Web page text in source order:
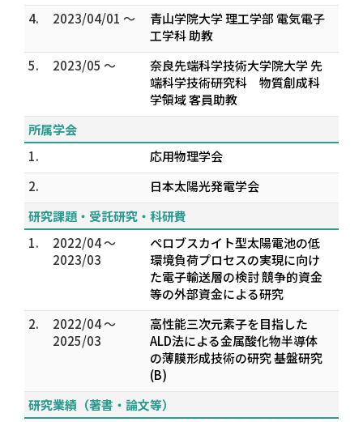
4.
2023/04/01 ～
青山学院大学 理工学部 電気電子
工学科 助教
5.
2023/05 ～
奈良先端科学技術大学院大学 先
端科学技術研究科 物質創成科
学領域 客員助教
所属学会
1.
応用物理学会
2.
日本太陽光発電学会
研究課題・受託研究・科研費
1.
2022/04 ～
2023/03
ペロブスカイト型太陽電池の低
環境負荷プロセスの実現に向け
た電子輸送層の検討 競争的資金
等の外部資金による研究
2.
2022/04 ～
2025/03
高性能三次元素子を目指した
ALD法による金属酸化物半導体
の薄膜形成技術の研究 基盤研究
(B)
研究業績（著書・論文等）